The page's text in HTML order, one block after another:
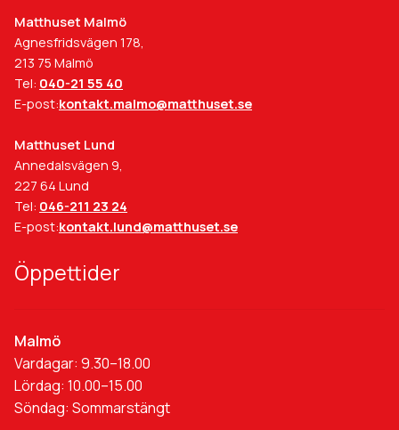
Matthuset Malmö
Agnesfridsvägen 178,
213 75 Malmö
Tel: 040-21 55 40
E-post:kontakt.malmo@matthuset.se
Matthuset Lund
Annedalsvägen 9,
227 64 Lund
Tel: 046-211 23 24
E-post:kontakt.lund@matthuset.se
Öppettider
Malmö
Vardagar: 9.30–18.00
Lördag: 10.00–15.00
Söndag: Sommarstängt